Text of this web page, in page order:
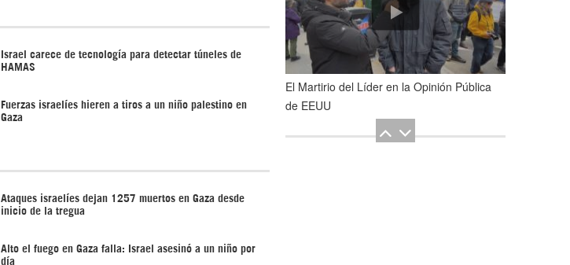
Israel carece de tecnología para detectar túneles de
HAMAS
Fuerzas israelíes hieren a tiros a un niño palestino en
Gaza
Ataques israelíes dejan 1257 muertos en Gaza desde
inicio de la tregua
Alto el fuego en Gaza falla: Israel asesinó a un niño por
día
El Martirio del Líder en la Opinión Pública
de EEUU